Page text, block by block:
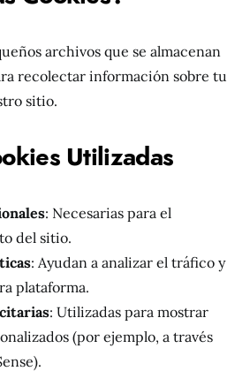
archivos que se almacenan
recolectar información sobre tu
sitio.
Utilizadas
: Necesarias para el
del sitio.
: Ayudan a analizar el tráfico y
plataforma.
: Utilizadas para mostrar
(por ejemplo, a través